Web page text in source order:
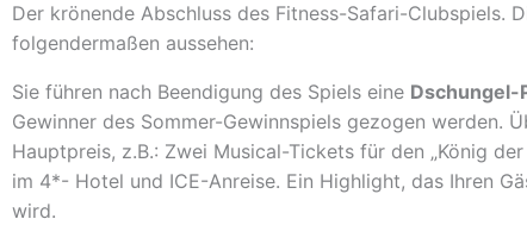
Der krönende Abschluss des Fitness-Safari-Clubspiels.
folgendermaßen aussehen:
Sie führen nach Beendigung des Spiels eine Dschungel-
Gewinner des Sommer-Gewinnspiels gezogen werden.
Hauptpreis, z.B.: Zwei Musical-Tickets für den „König
im 4*- Hotel und ICE-Anreise. Ein Highlight, das Ihren
wird.